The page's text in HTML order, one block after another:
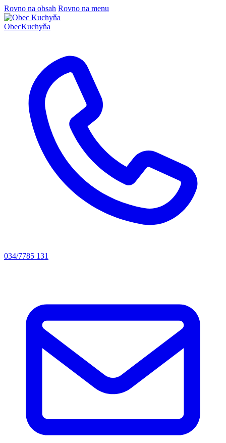
Rovno na obsah Rovno na menu
ObecKuchyňa
034/7785 131